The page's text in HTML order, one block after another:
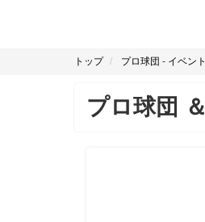
トップ プロ球団 - イベント
プロ球団 ＆